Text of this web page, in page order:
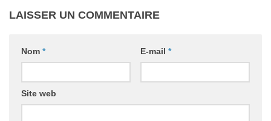
LAISSER UN COMMENTAIRE
Nom * E-mail *
Site web